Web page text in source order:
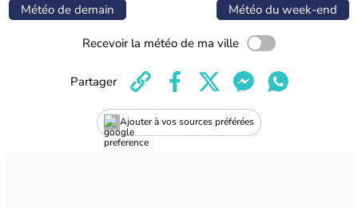
Météo de demain Météo du week-end
Recevoir la météo de ma ville
Ajouter à vos sources préférées
Partager